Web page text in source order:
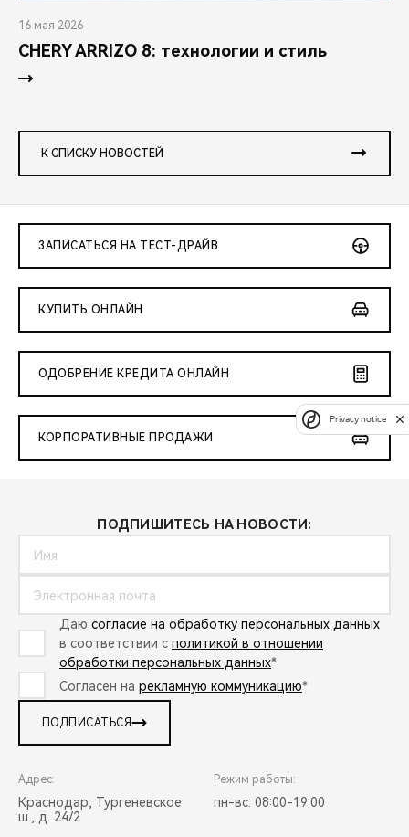
16 мая 2026
CHERY ARRIZO 8: технологии и стиль
К СПИСКУ НОВОСТЕЙ
ЗАПИСАТЬСЯ НА ТЕСТ-ДРАЙВ
КУПИТЬ ОНЛАЙН
ОДОБРЕНИЕ КРЕДИТА ОНЛАЙН
КОРПОРАТИВНЫЕ ПРОДАЖИ
ПОДПИШИТЕСЬ НА НОВОСТИ:
Даю согласие на обработку персональных данных
в соответствии с политикой в отношении
обработки персональных данных*
Согласен на рекламную коммуникацию*
ПОДПИСАТЬСЯ
Адрес:
Краснодар, Тургеневское
ш., д. 24/2
Режим работы:
пн-вс: 08:00-19:00
Privacy notice